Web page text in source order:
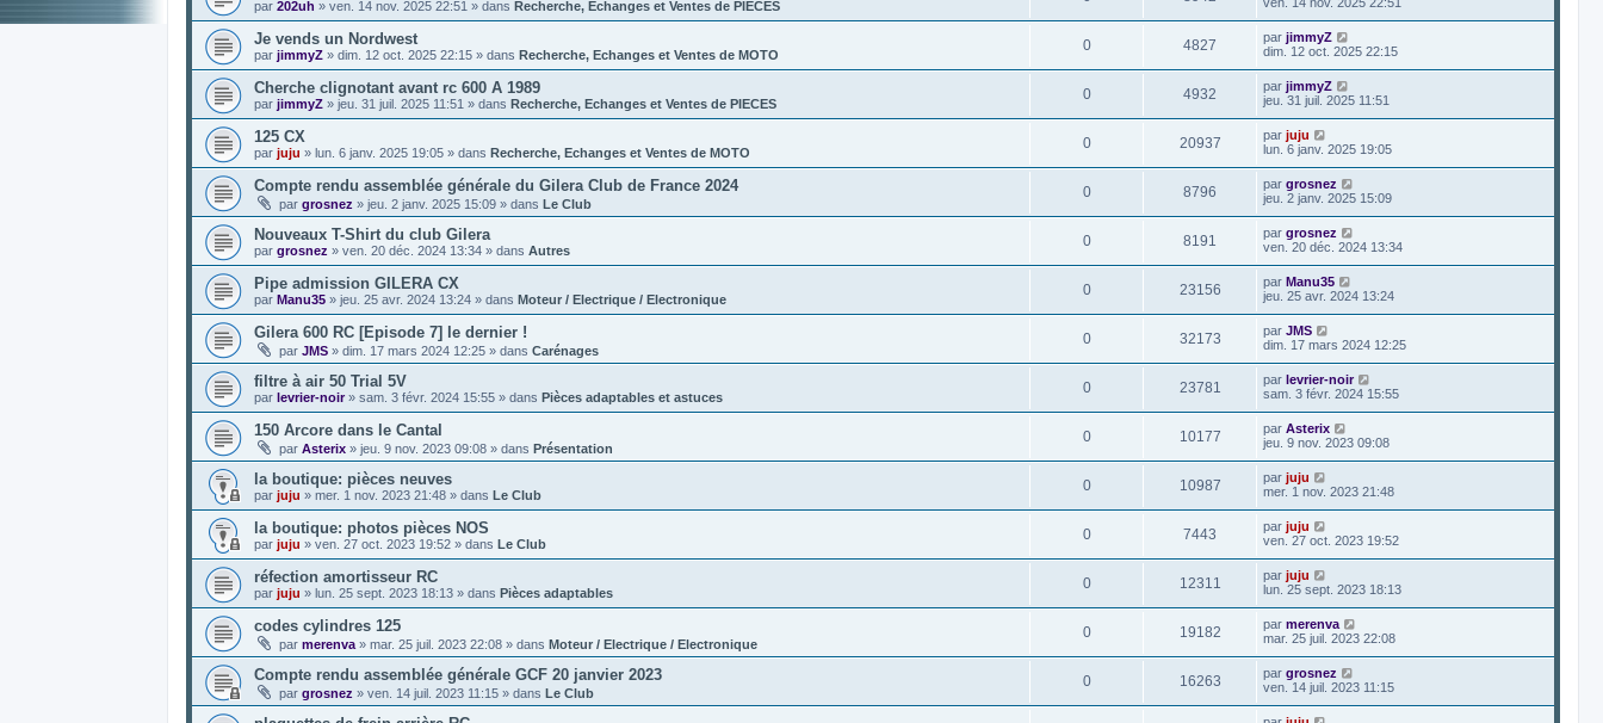
par 202uh » ven. 14 nov. 2025 22:51 » dans Recherche, Echanges et Ventes de PIECES
Je vends un Nordwest
par jimmyZ » dim. 12 oct. 2025 22:15 » dans Recherche, Echanges et Ventes de MOTO
0 4827 par jimmyZ
dim. 12 oct. 2025 22:15
Cherche clignotant avant rc 600 A 1989
par jimmyZ » jeu. 31 juil. 2025 11:51 » dans Recherche, Echanges et Ventes de PIECES
0 4932 par jimmyZ
jeu. 31 juil. 2025 11:51
125 CX
par juju » lun. 6 janv. 2025 19:05 » dans Recherche, Echanges et Ventes de MOTO
0 20937 par juju
lun. 6 janv. 2025 19:05
Compte rendu assemblée générale du Gilera Club de France 2024
par grosnez » jeu. 2 janv. 2025 15:09 » dans Le Club
0 8796 par grosnez
jeu. 2 janv. 2025 15:09
Nouveaux T-Shirt du club Gilera
par grosnez » ven. 20 déc. 2024 13:34 » dans Autres
0 8191 par grosnez
ven. 20 déc. 2024 13:34
Pipe admission GILERA CX
par Manu35 » jeu. 25 avr. 2024 13:24 » dans Moteur / Electrique / Electronique
0 23156 par Manu35
jeu. 25 avr. 2024 13:24
Gilera 600 RC [Episode 7] le dernier !
par JMS » dim. 17 mars 2024 12:25 » dans Carénages
0 32173 par JMS
dim. 17 mars 2024 12:25
filtre à air 50 Trial 5V
par levrier-noir» sam. 3 févr. 2024 15:55 » dans Pièces adaptables et astuces
0 23781 par levrier-noir
sam. 3 févr. 2024 15:55
150 Arcore dans le Cantal
par Asterix » jeu. 9 nov. 2023 09:08 » dans Présentation
0 10177 par Asterix
jeu. 9 nov. 2023 09:08
la boutique: pièces neuves
par juju » mer. 1 nov. 2023 21:48 » dans Le Club
0 10987 par juju
mer. 1 nov. 2023 21:48
la boutique: photos pièces NOS
par juju » ven. 27 oct. 2023 19:52 » dans Le Club
0 7443 par juju
ven. 27 oct. 2023 19:52
réfection amortisseur RC
par juju » lun. 25 sept. 2023 18:13 » dans Pièces adaptables
0 12311 par juju
lun. 25 sept. 2023 18:13
codes cylindres 125
par merenva » mar. 25 juil. 2023 22:08 » dans Moteur / Electrique / Electronique
0 19182 par merenva
mar. 25 juil. 2023 22:08
Compte rendu assemblée générale GCF 20 janvier 2023
par grosnez » ven. 14 juil. 2023 11:15 » dans Le Club
0 16263 par grosnez
ven. 14 juil. 2023 11:15